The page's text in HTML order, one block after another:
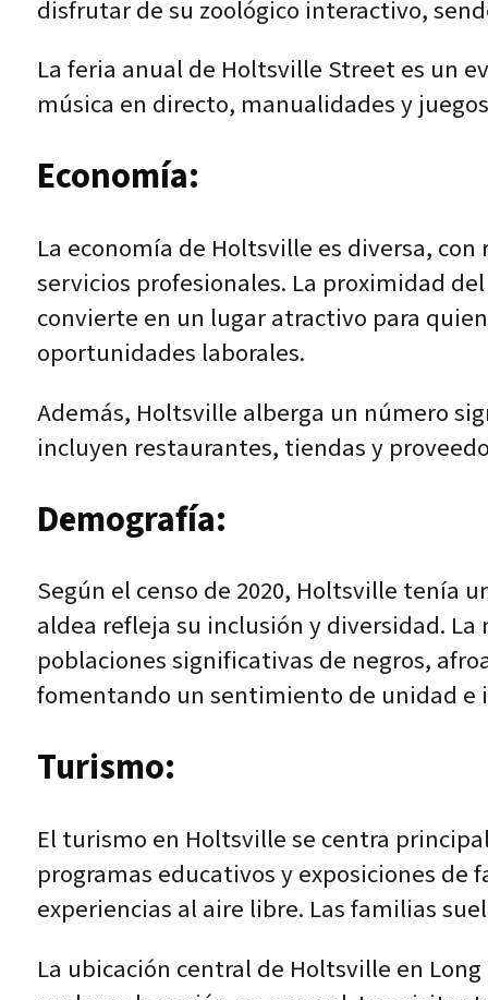
disfrutar de su zoológico interactivo,
La feria anual de Holtsville Street es un
música en directo, manualidades y
Economía:
La economía de Holtsville es diversa,
servicios profesionales. La proximidad
convierte en un lugar atractivo para
oportunidades laborales.
Además, Holtsville alberga un número
incluyen restaurantes, tiendas y
Demografía:
Según el censo de 2020, Holtsville tenía
aldea refleja su inclusión y diversidad.
poblaciones significativas de negros,
fomentando un sentimiento de unidad e
Turismo:
El turismo en Holtsville se centra
programas educativos y exposiciones
experiencias al aire libre. Las familias
La ubicación central de Holtsville en